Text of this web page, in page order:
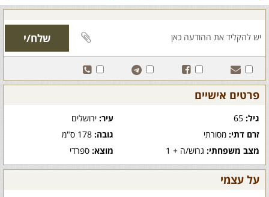
פרטים אישיים
גיל: עיר:ירושלים
זרם דתי: מסורתי גובה:178 ס"מ
מצב משפחתי: גרוש/ה + 1 מוצא:ספרדי
על עצמי